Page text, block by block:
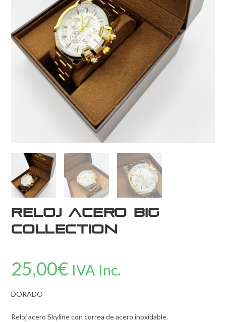
RELOJ ACERO BIG
COLLECTION
25,00€ IVA Inc.
DORADO
Reloj acero Skyline con correa de acero inoxidable.